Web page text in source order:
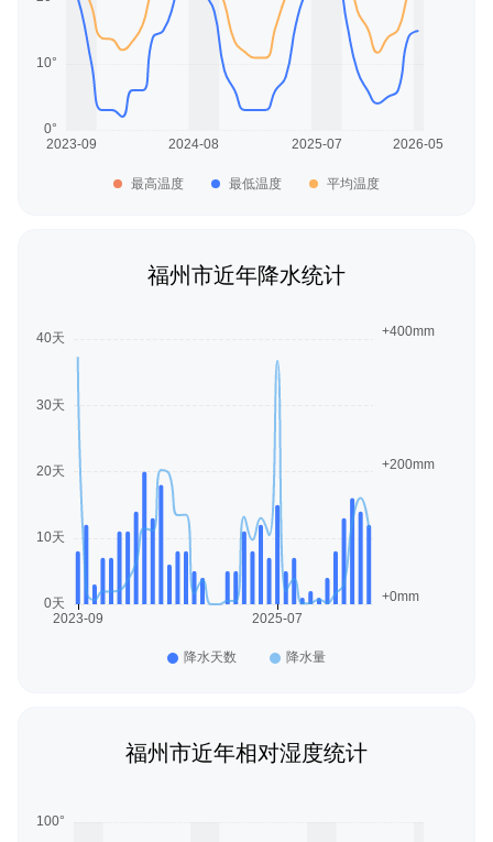
最高温度 最低温度 平均温度
福州市近年降水统计
福州市近年相对湿度统计